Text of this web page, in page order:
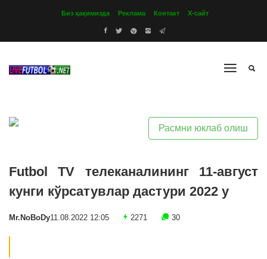
Биз ҳақимизда Реклама Контакт Х-сайт
Расмни юклаб олиш
Futbol TV телеканалининг 11-август
кунги кўрсатувлар дастури 2022 y
Mr.NoBoDy11.08.2022 12:05 2271 30